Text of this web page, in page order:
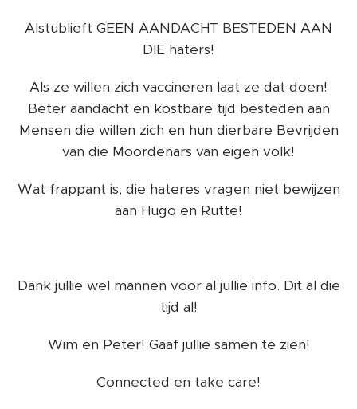
Alstublieft GEEN AANDACHT BESTEDEN AAN
DIE haters!
Als ze willen zich vaccineren laat ze dat doen!
Beter aandacht en kostbare tijd besteden aan
Mensen die willen zich en hun dierbare Bevrijden
van die Moordenars van eigen volk!
Wat frappant is, die hateres vragen niet bewijzen
aan Hugo en Rutte!
Dank jullie wel mannen voor al jullie info. Dit al die
tijd al!
Wim en Peter! Gaaf jullie samen te zien!
Connected en take care!